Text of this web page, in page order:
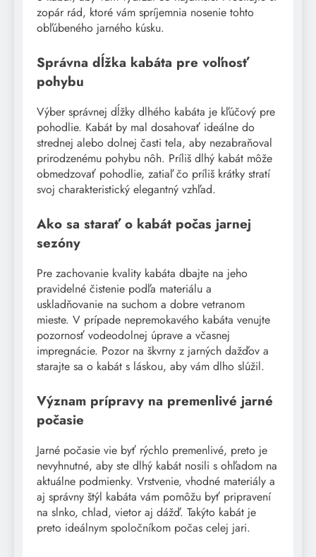
zopár rád, ktoré vám spríjemnia nosenie tohto
obľúbeného jarného kúsku.
Správna dĺžka kabáta pre voľnosť
pohybu
Výber správnej dĺžky dlhého kabáta je kľúčový pre
pohodlie. Kabát by mal dosahovať ideálne do
strednej alebo dolnej časti tela, aby nezabraňoval
prirodzenému pohybu nôh. Príliš dlhý kabát môže
obmedzovať pohodlie, zatiaľ čo príliš krátky stratí
svoj charakteristický elegantný vzhľad.
Ako sa starať o kabát počas jarnej
sezóny
Pre zachovanie kvality kabáta dbajte na jeho
pravidelné čistenie podľa materiálu a
uskladňovanie na suchom a dobre vetranom
mieste. V prípade nepremokavého kabáta venujte
pozornosť vodeodolnej úprave a včasnej
impregnácie. Pozor na škvrny z jarných dažďov a
starajte sa o kabát s láskou, aby vám dlho slúžil.
Význam prípravy na premenlivé jarné
počasie
Jarné počasie vie byť rýchlo premenlivé, preto je
nevyhnutné, aby ste dlhý kabát nosili s ohľadom na
aktuálne podmienky. Vrstvenie, vhodné materiály a
aj správny štýl kabáta vám pomôžu byť pripravení
na slnko, chlad, vietor aj dážď. Takýto kabát je
preto ideálnym spoločníkom počas celej jari.